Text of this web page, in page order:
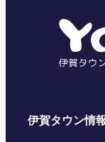
伊賀タウン情